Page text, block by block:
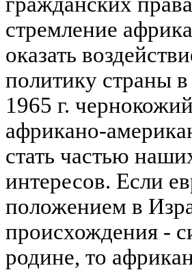
стремление
оказать
политику страны
1965 г.
африкано-
стать частью
интересов. Если
положением в
происхождения -
родине, то